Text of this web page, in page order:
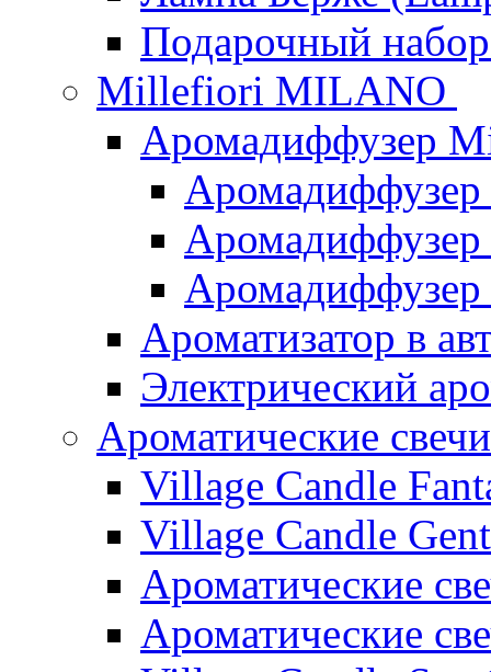
Подарочный
Millefiori MILANO
Аромадиффузер
Ароматизатор в
Электрический
Ароматические
Village Candle
Village Candle
Ароматические
Ароматические